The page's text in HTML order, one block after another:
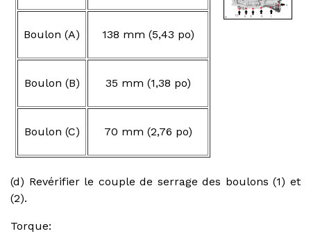
Boulon (A) 138 mm (5,43 po)
Boulon (B) 35 mm (1,38 po)
Boulon (C) 70 mm (2,76 po)
(d) Revérifier le couple de serrage des boulons (1) et
(2).
Torque: